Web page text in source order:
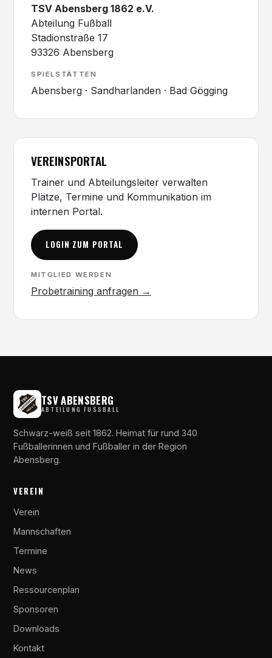
TSV Abensberg 1862 e.V.
Abteilung Fußball
Stadionstraße 17
93326 Abensberg
SPIELSTÄTTEN
Abensberg · Sandharlanden · Bad Gögging
VEREINSPORTAL
Trainer und Abteilungsleiter verwalten
Plätze, Termine und Kommunikation im
internen Portal.
LOGIN ZUM PORTAL
MITGLIED WERDEN
Probetraining anfragen →
TSV ABENSBERG
ABTEILUNG FUSSBALL
Schwarz-weiß seit 1862. Heimat für rund 340
Fußballerinnen und Fußballer in der Region
Abensberg.
VEREIN
Verein
Mannschaften
Termine
News
Ressourcenplan
Sponsoren
Downloads
Kontakt